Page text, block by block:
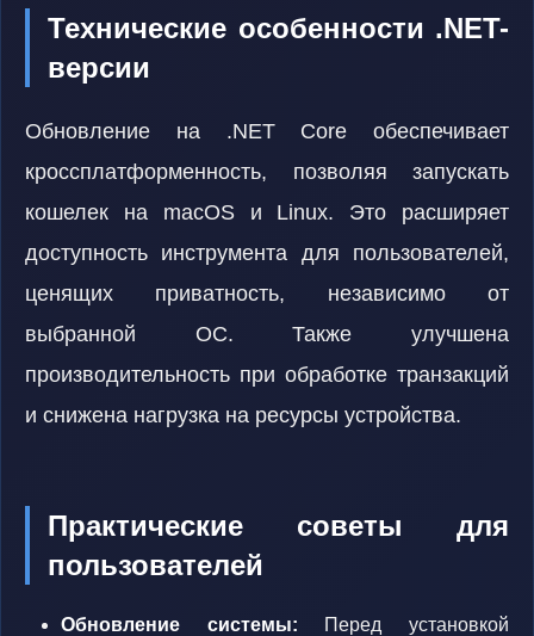
Технические особенности .NET-
версии
Обновление на .NET Core обеспечивает
кроссплатформенность, позволяя запускать
кошелек на macOS и Linux. Это расширяет
доступность инструмента для пользователей,
ценящих приватность, независимо от
выбранной ОС. Также улучшена
производительность при обработке транзакций
и снижена нагрузка на ресурсы устройства.
Практические советы для
пользователей
Обновление системы: Перед установкой